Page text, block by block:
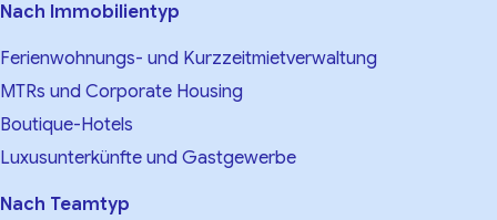
Nach Immobilientyp
Ferienwohnungs- und Kurzzeitmietverwaltung
MTRs und Corporate Housing
Boutique-Hotels
Luxusunterkünfte und Gastgewerbe
Nach Teamtyp